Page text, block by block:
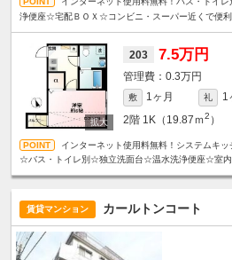
浄便座☆宅配ＢＯＸ☆コンビニ・スーパー近くで便
203 7.5万円
0.3万円
敷 1ヶ月 礼
1
2階 1K（19.87ｍ2 ）
インターネット使用料無料！システムキッ
☆バス・トイレ別☆独立洗面台☆温水洗浄便座☆室
賃貸マンション カールトンコート